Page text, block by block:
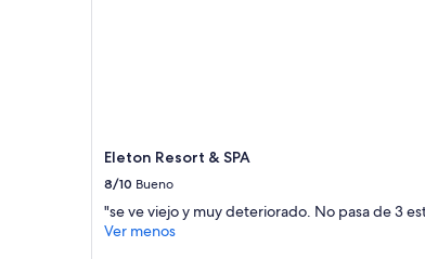
Eleton Resort & SPA
8/10 Bueno
"se ve viejo y muy deteriorado. No pasa de 3
Ver menos